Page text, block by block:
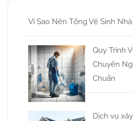
Vì Sao Nên Tổng Vệ Sinh
Quy Trình
Chuyên
Chuẩn
Dịch vụ